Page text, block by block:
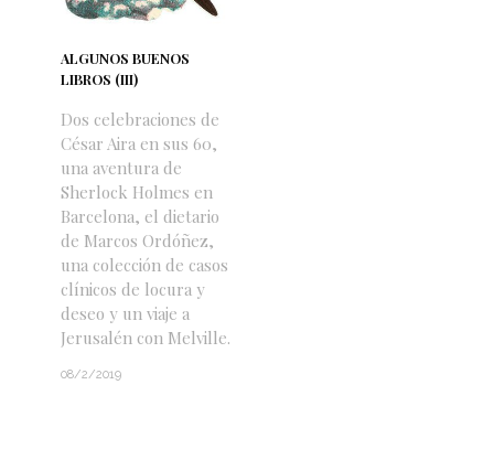
ALGUNOS BUENOS
LIBROS (III)
Dos celebraciones de
César Aira en sus 60,
una aventura de
Sherlock Holmes en
Barcelona, el dietario
de Marcos Ordóñez,
una colección de casos
clínicos de locura y
deseo y un viaje a
Jerusalén con Melville.
08/2/2019